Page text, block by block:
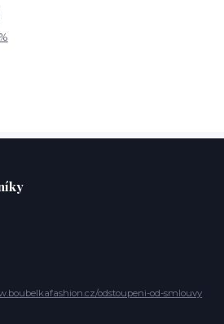
odstoupeni-od-smlouvy